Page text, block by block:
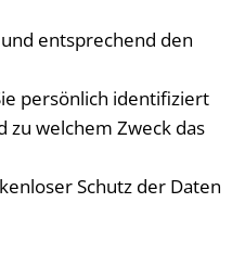
entsprechend den
persönlich identifiziert
welchem Zweck das
Schutz der Daten